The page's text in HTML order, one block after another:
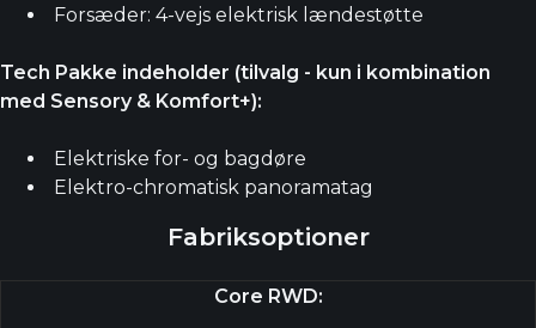
Forsæder: 4-vejs elektrisk lændestøtte
Tech Pakke indeholder (tilvalg - kun i kombination
med Sensory & Komfort+):
Elektriske for- og bagdøre
Elektro-chromatisk panoramatag
Fabriksoptioner
Core RWD: